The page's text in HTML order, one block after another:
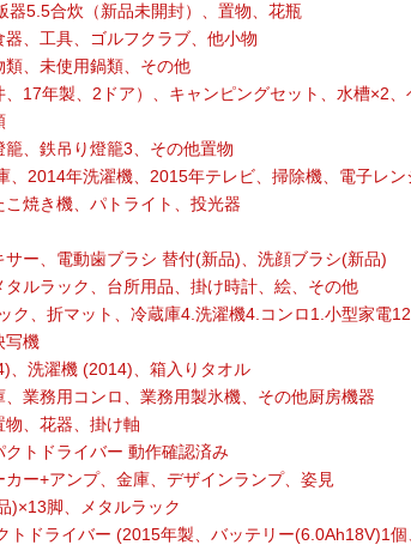
器5.5合炊（新品未開封）、置物、花瓶
器、工具、ゴルフクラブ、他小物
類、未使用鍋類、その他
、17年製、2ドア）、キャンピングセット、水槽×2
籠、鉄吊り燈籠3、その他置物
、2014年洗濯機、2015年テレビ、掃除機、電子レン
こ焼き機、パトライト、投光器
サー、電動歯ブラシ 替付(新品)、洗顔ブラシ(新品)
タルラック、台所用品、掛け時計、絵、その他
ク、折マット、冷蔵庫4.洗濯機4.コンロ1.小型家電12
写機
、洗濯機 (2014)、箱入りタオル
、業務用コンロ、業務用製氷機、その他厨房機器
物、花器、掛け軸
クトドライバー 動作確認済み
カー+アンプ、金庫、デザインランプ、姿見
)×13脚、メタルラック
トドライバー (2015年製、バッテリー(6.0Ah18V)1